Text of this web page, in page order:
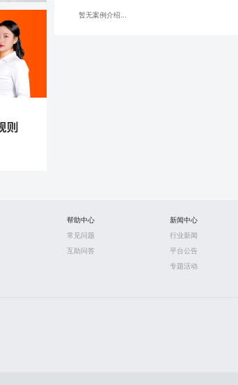
暂无案例介绍...
帮助中心
常见问题
互助问答
新闻中心
行业新闻
平台公告
专题活动